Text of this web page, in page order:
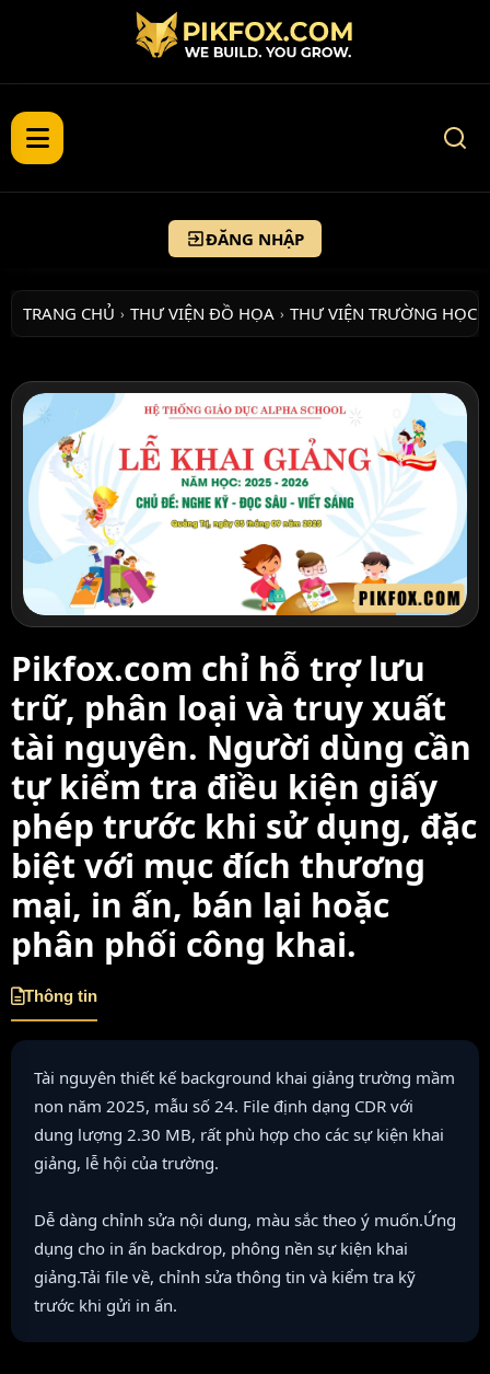
ĐĂNG NHẬP
TRANG CHỦ › THƯ VIỆN ĐỒ HỌA › THƯ VIỆN TRƯỜNG HỌC
Pikfox.com chỉ hỗ trợ lưu
trữ, phân loại và truy xuất
tài nguyên. Người dùng cần
tự kiểm tra điều kiện giấy
phép trước khi sử dụng, đặc
biệt với mục đích thương
mại, in ấn, bán lại hoặc
phân phối công khai.
Thông tin
Tài nguyên thiết kế background khai giảng trường mầm
non năm 2025, mẫu số 24. File định dạng CDR với
dung lượng 2.30 MB, rất phù hợp cho các sự kiện khai
giảng, lễ hội của trường.
Dễ dàng chỉnh sửa nội dung, màu sắc theo ý muốn.Ứng
dụng cho in ấn backdrop, phông nền sự kiện khai
giảng.Tải file về, chỉnh sửa thông tin và kiểm tra kỹ
trước khi gửi in ấn.